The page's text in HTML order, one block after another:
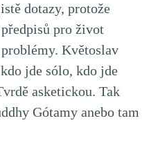
dotazy, protože
pro život
Květoslav
jde sólo, kdo jde
asketickou. Tak
Gótamy anebo tam